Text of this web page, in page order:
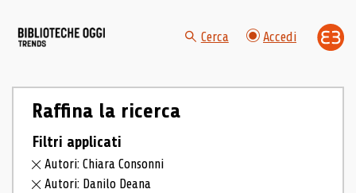
Cerca Accedi
Raffina la ricerca
Filtri applicati
Autori: Chiara Consonni
Autori: Danilo Deana